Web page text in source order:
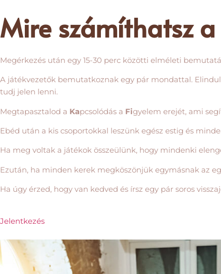
Mire számíthatsz
Megérkezés után egy 15-30 perc közötti elméleti
A játékvezetők bemutatkoznak egy pár mondattal.
tudj jelen lenni.
Megtapasztalod a Kapcsolódás a Figyelem erejét, ami
Ebéd után a kis csoportokkal leszünk egész estig és
Ha meg voltak a játékok összeülünk, hogy mindenki
Ezután, ha minden kerek megköszönjük egymásnak az
Ha úgy érzed, hogy van kedved és írsz egy pár soros
Jelentkezés